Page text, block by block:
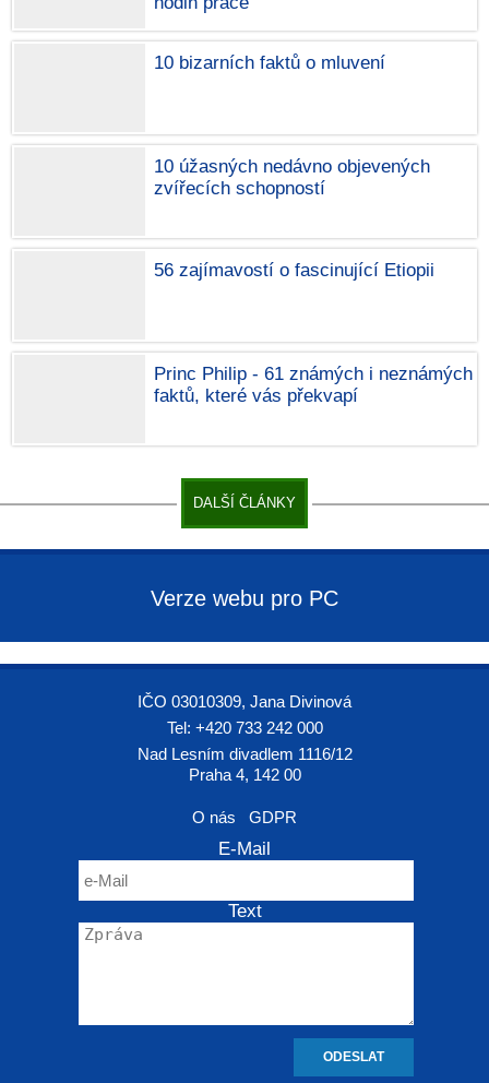
10 bizarních faktů o mluvení
10 úžasných nedávno objevených
zvířecích schopností
56 zajímavostí o fascinující Etiopii
Princ Philip - 61 známých i neznámých
faktů, které vás překvapí
DALŠÍ ČLÁNKY
Verze webu pro PC
IČO 03010309, Jana Divinová
Tel: +420 733 242 000
Nad Lesním divadlem 1116/12
Praha 4, 142 00
O nás GDPR
E-Mail
Text
ODESLAT